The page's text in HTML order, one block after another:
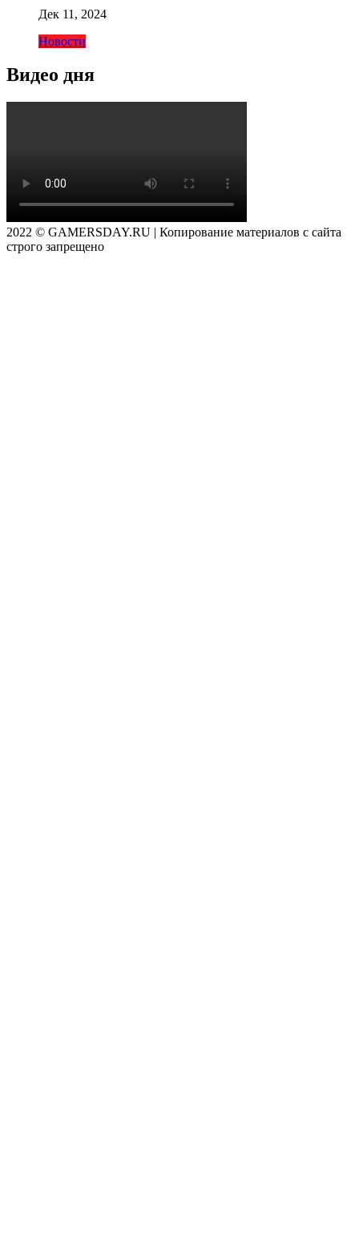
Дек 11, 2024
Новости
Видео дня
2022 © GAMERSDAY.RU | Копирование материалов с сайта
строго запрещено